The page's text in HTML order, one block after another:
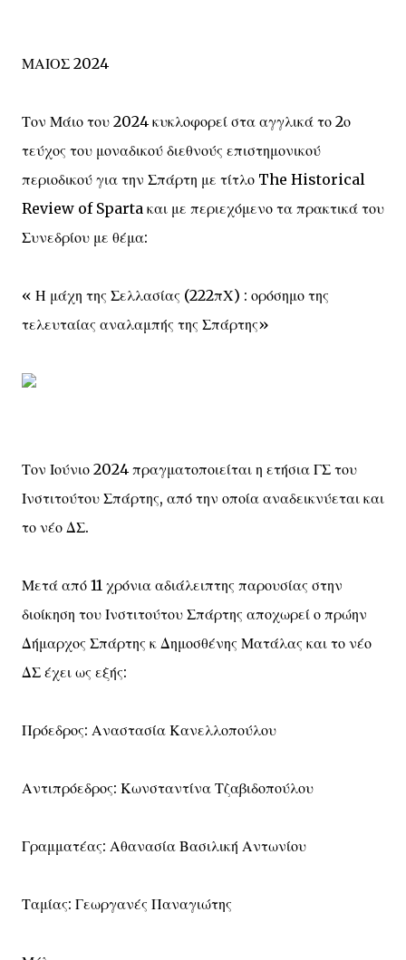
ΜΑΙΟΣ 2024
Τον Μάιο του 2024 κυκλοφορεί στα αγγλικά το 2ο
τεύχος του μοναδικού διεθνούς επιστημονικού
περιοδικού για την Σπάρτη με τίτλο The Historical
Review of Sparta και με περιεχόμενο τα πρακτικά του
Συνεδρίου με θέμα:
« Η μάχη της Σελλασίας (222πΧ) : ορόσημο της
τελευταίας αναλαμπής της Σπάρτης»
Τον Ιούνιο 2024 πραγματοποιείται η ετήσια ΓΣ του
Ινστιτούτου Σπάρτης, από την οποία αναδεικνύεται και
το νέο ΔΣ.
Μετά από 11 χρόνια αδιάλειπτης παρουσίας στην
διοίκηση του Ινστιτούτου Σπάρτης αποχωρεί ο πρώην
Δήμαρχος Σπάρτης κ Δημοσθένης Ματάλας και το νέο
ΔΣ έχει ως εξής:
Πρόεδρος: Αναστασία Κανελλοπούλου
Αντιπρόεδρος: Κωνσταντίνα Τζαβιδοπούλου
Γραμματέας: Αθανασία Βασιλική Αντωνίου
Ταμίας: Γεωργανές Παναγιώτης